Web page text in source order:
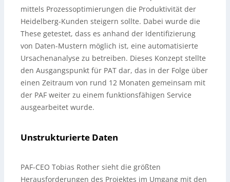
mittels Prozessoptimierungen die Produktivität der
Heidelberg-Kunden steigern sollte. Dabei wurde die
These getestet, dass es anhand der Identifizierung
von Daten-Mustern möglich ist, eine automatisierte
Ursachenanalyse zu betreiben. Dieses Konzept stellte
den Ausgangspunkt für PAT dar, das in der Folge über
einen Zeitraum von rund 12 Monaten gemeinsam mit
der PAF weiter zu einem funktionsfähigen Service
ausgearbeitet wurde.
Unstrukturierte Daten
PAF-CEO Tobias Rother sieht die größten
Herausforderungen des Projektes im Umgang mit den